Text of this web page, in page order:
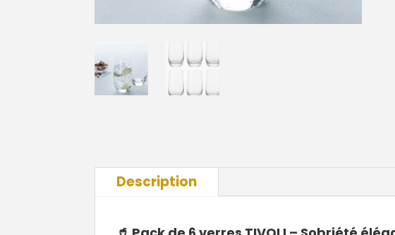
Description